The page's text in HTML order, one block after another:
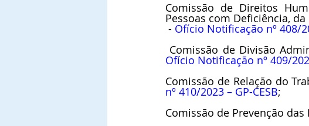
Comissão de Direitos
Pessoas com Deficiência,
- Ofício Notificação nº 408/
Ofício Notificação nº 409/
Comissão de Relação do
nº 410/2023 – GP-CESB;
Comissão de Prevenção das